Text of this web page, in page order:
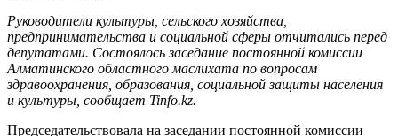
Руководители культуры, сельского хозяйства,
предпринимательства и социальной сферы отчитались перед
депутатами. Состоялось заседание постоянной комиссии
Алматинского областного маслихата по вопросам
здравоохранения, образования, социальной защиты населения
и культуры, сообщает Tinfo.kz.
Председательствовала на заседании постоянной комиссии